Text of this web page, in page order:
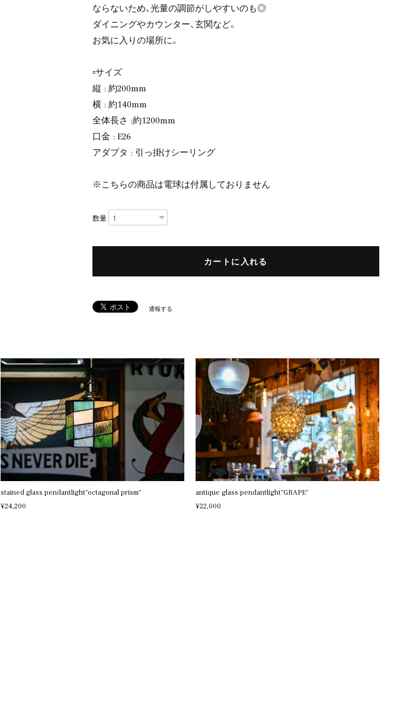
ならないため、光量の調節がしやすいのも◎
ダイニングやカウンター、玄関など。
お気に入りの場所に。
▫️サイズ
縦 : 約200mm
横 : 約140mm
全体長さ :約1200mm
口金 : E26
アダプタ : 引っ掛けシーリング
※こちらの商品は電球は付属しておりません
数量
カートに入れる
通報する
stained glass pendantlight"octagonal prism"
¥24,200
antique glass pendantlight"GRAPE"
¥22,000